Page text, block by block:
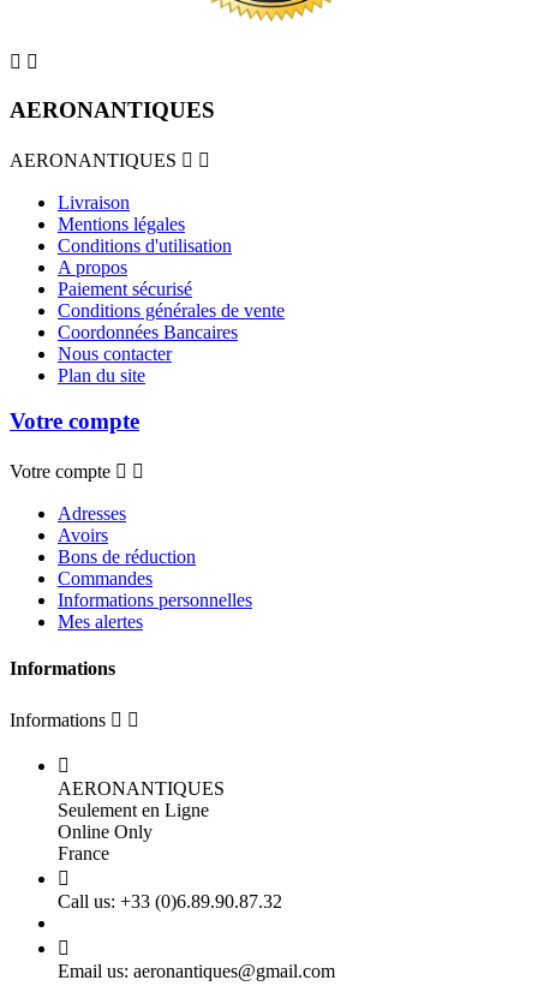
 
AERONANTIQUES
AERONANTIQUES  
Livraison
Mentions légales
Conditions d'utilisation
A propos
Paiement sécurisé
Conditions générales de vente
Coordonnées Bancaires
Nous contacter
Plan du site
Votre compte
Votre compte  
Adresses
Avoirs
Bons de réduction
Commandes
Informations personnelles
Mes alertes
Informations
Informations  

AERONANTIQUES
Seulement en Ligne
Online Only
France

Call us: +33 (0)6.89.90.87.32

Email us: aeronantiques@gmail.com